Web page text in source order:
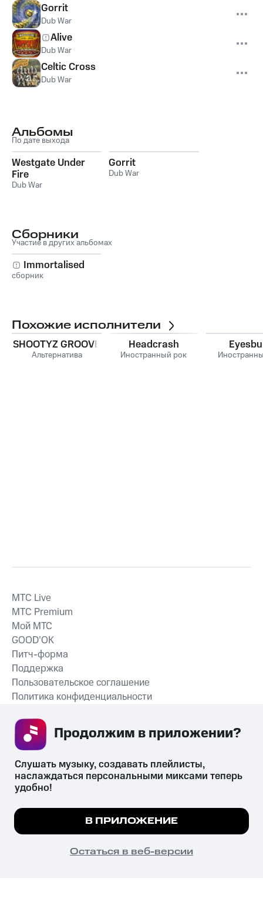
Gorrit
Dub War
Alive
Dub War
Celtic Cross
Dub War
Альбомы
По дате выхода
Westgate Under
Fire
Dub War
Gorrit
Dub War
Сборники
Участие в других альбомах
Immortalised
сборник
Похожие исполнители
SHOOTYZ GROOVE
Альтернатива
Headcrash
Иностранный рок
СКАЧАТЬ ПРИЛОЖЕНИЕ
MTС Live
MTС Premium
Мой МТС
GOOD’OK
Питч-форма
Поддержка
Пользовательское соглашение
Политика конфиденциальности
психотропных веществ, их аналогов причиняет вред здоровью,
их незаконный оборот запрещён и влечёт установленную
законодательством ответственность.
© 2026 ООО «КИОН».
Все права защищены
Мы используем куки, чтобы на сайте все
Подробнее
ПОНЯТНО
Слушать музыку, создавать плейлисты,
наслаждаться персональными миксами теперь
удобно!
В ПРИЛОЖЕНИЕ
Остаться в веб-версии